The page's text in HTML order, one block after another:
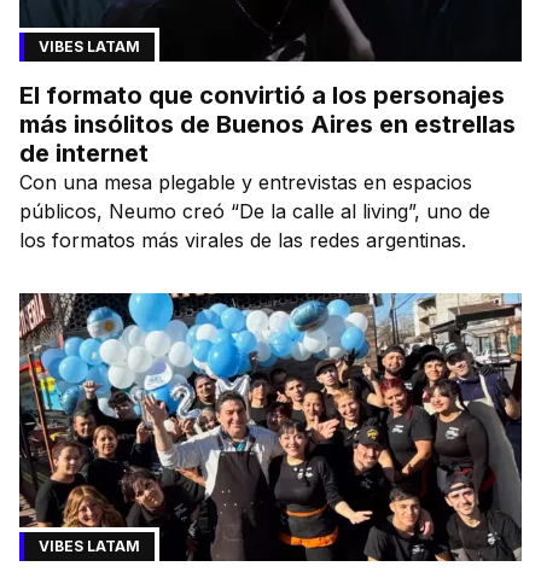
VIBES LATAM
El formato que convirtió a los personajes
más insólitos de Buenos Aires en estrellas
de internet
Con una mesa plegable y entrevistas en espacios
públicos, Neumo creó “De la calle al living”, uno de
los formatos más virales de las redes argentinas.
VIBES LATAM